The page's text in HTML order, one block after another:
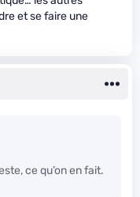
et se faire une
ce qu’on en fait.